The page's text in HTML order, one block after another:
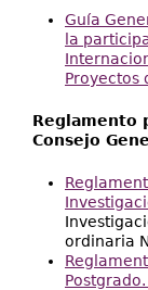
Guía
la
Proyectos
Reglamento
Consejo
ordinaria
Postgrado.